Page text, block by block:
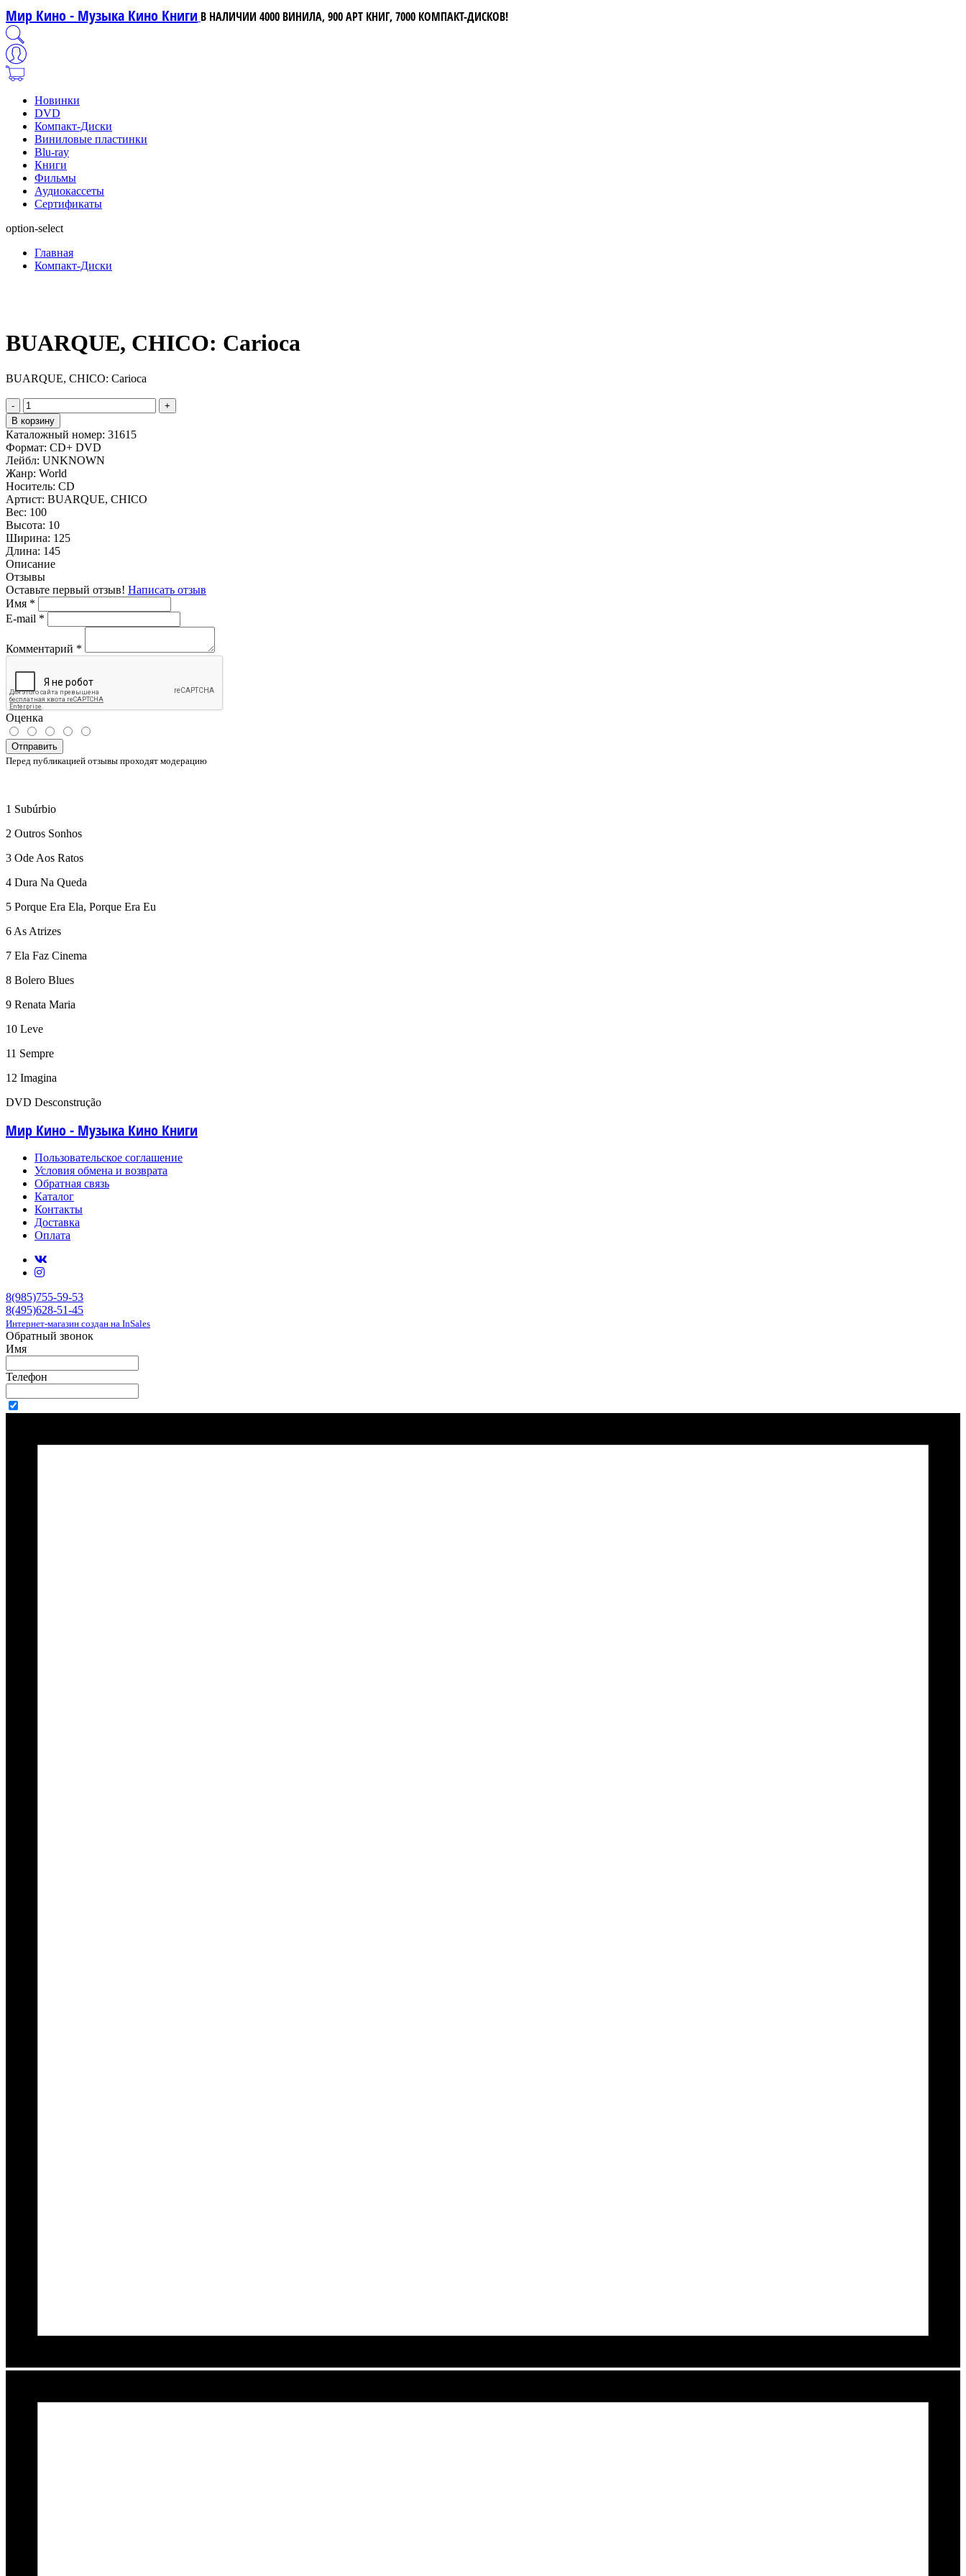
Мир Кино - Музыка Кино Книги В НАЛИЧИИ 4000 ВИНИЛА, 900 АРТ КНИГ, 7000 КОМПАКТ-ДИСКОВ!
Новинки
DVD
Компакт-Диски
Виниловые пластинки
Blu-ray
Книги
Фильмы
Аудиокассеты
Сертификаты
option-select
Главная
Компакт-Диски
BUARQUE, CHICO: Carioca
BUARQUE, CHICO: Carioca
-
+
В корзину
Каталожный номер: 31615
Формат: CD+ DVD
Лейбл: UNKNOWN
Жанр: World
Носитель: CD
Артист: BUARQUE, CHICO
Вес: 100
Высота: 10
Ширина: 125
Длина: 145
Описание
Отзывы
Оставьте первый отзыв! Написать отзыв
Имя *
E-mail *
Комментарий *
Оценка
Отправить
Перед публикацией отзывы проходят модерацию
1 Subúrbio
2 Outros Sonhos
3 Ode Aos Ratos
4 Dura Na Queda
5 Porque Era Ela, Porque Era Eu
6 As Atrizes
7 Ela Faz Cinema
8 Bolero Blues
9 Renata Maria
10 Leve
11 Sempre
12 Imagina
DVD Desconstrução
Мир Кино - Музыка Кино Книги
Пользовательское соглашение
Условия обмена и возврата
Обратная связь
Каталог
Контакты
Доставка
Оплата
8(985)755-59-53
8(495)628-51-45
Интернет-магазин создан на InSales
Обратный звонок
Имя
Телефон